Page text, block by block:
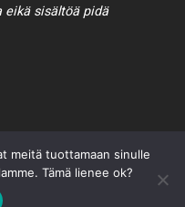
sisältöä pidä
meitä tuottamaan sinulle
Tämä lienee ok?